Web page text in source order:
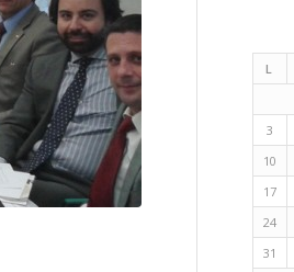
L
3
10
17
24
31